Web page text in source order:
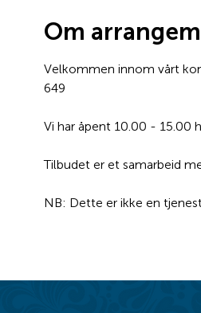
Om
Velkommen innom vårt
649
Vi har åpent 10.00 - 15.00
Tilbudet er et samarbeid
NB: Dette er ikke en